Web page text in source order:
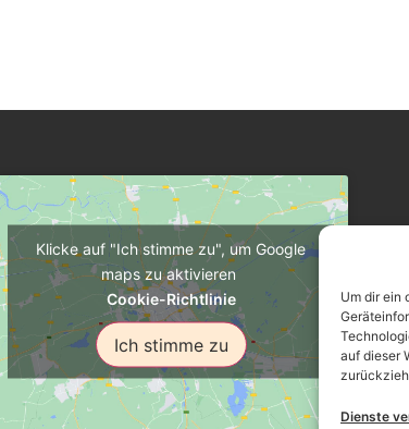
Um dir ein
auf dieser
Dienste
Klicke auf "Ich stimme zu", um Google
maps zu aktivieren
Cookie-Richtlinie
Ich stimme zu